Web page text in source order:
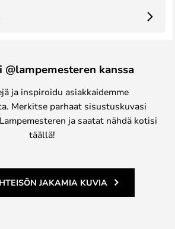
@lampemesteren kanssa
ja inspiroidu asiakkaidemme
Merkitse parhaat sisustuskuvasi
ja saatat nähdä kotisi
täällä!
JAKAMIA KUVIA